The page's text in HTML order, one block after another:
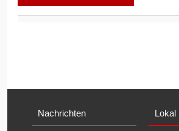
Nachrichten Lokal